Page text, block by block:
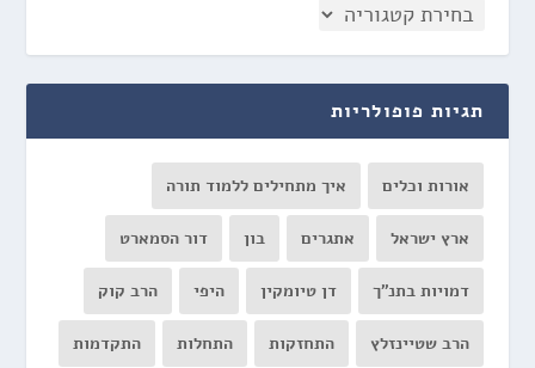
תגיות פופולריות
אורות וכלים איך מתחילים ללמוד תורה
ארץ ישראל אתגרים בון דור הסמארט
דמויות בתנ"ך דן טיומקין היפי הרב קוק
הרב שטיינזלץ התחזקות התחלות התקדמות